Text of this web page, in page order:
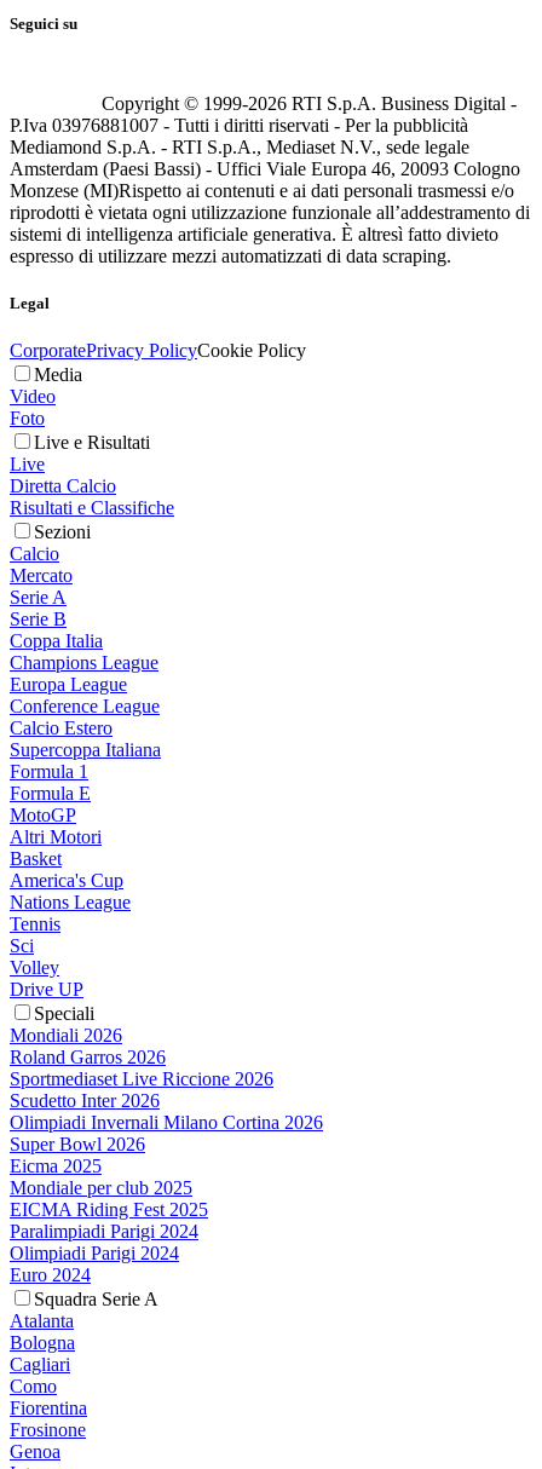
Seguici su
Copyright © 1999-2026 RTI S.p.A. Business Digital -
P.Iva 03976881007 - Tutti i diritti riservati - Per la pubblicità
Mediamond S.p.A. - RTI S.p.A., Mediaset N.V., sede legale
Amsterdam (Paesi Bassi) - Uffici Viale Europa 46, 20093 Cologno
Monzese (MI)Rispetto ai contenuti e ai dati personali trasmessi e/o
riprodotti è vietata ogni utilizzazione funzionale all’addestramento di
sistemi di intelligenza artificiale generativa. È altresì fatto divieto
espresso di utilizzare mezzi automatizzati di data scraping.
Legal
CorporatePrivacy PolicyCookie Policy
Media
Video
Foto
Live e Risultati
Live
Diretta Calcio
Risultati e Classifiche
Sezioni
Calcio
Mercato
Serie A
Serie B
Coppa Italia
Champions League
Europa League
Conference League
Calcio Estero
Supercoppa Italiana
Formula 1
Formula E
MotoGP
Altri Motori
Basket
America's Cup
Nations League
Tennis
Sci
Volley
Drive UP
Speciali
Mondiali 2026
Roland Garros 2026
Sportmediaset Live Riccione 2026
Scudetto Inter 2026
Olimpiadi Invernali Milano Cortina 2026
Super Bowl 2026
Eicma 2025
Mondiale per club 2025
EICMA Riding Fest 2025
Paralimpiadi Parigi 2024
Olimpiadi Parigi 2024
Euro 2024
Squadra Serie A
Atalanta
Bologna
Cagliari
Como
Fiorentina
Frosinone
Genoa